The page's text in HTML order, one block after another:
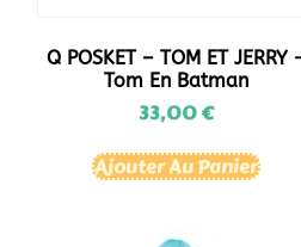
Q POSKET – TOM ET JERRY
Tom En Batman
33,00€
Ajouter Au Panier